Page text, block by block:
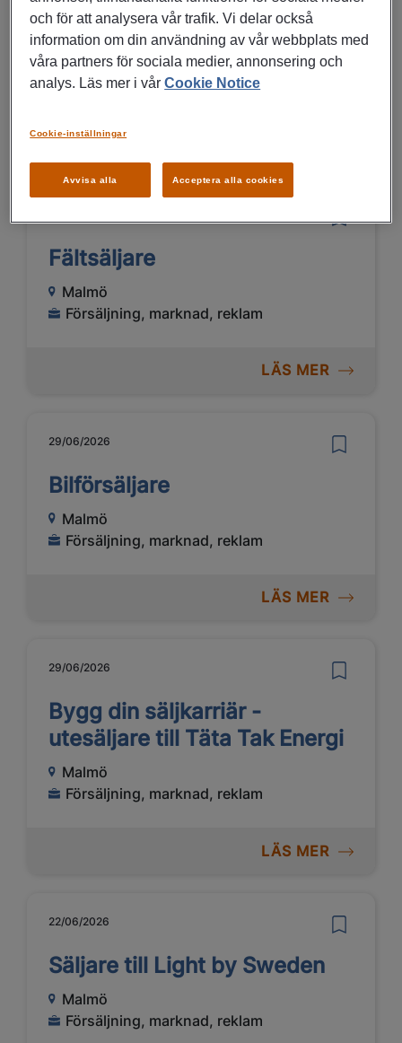
Robert Södra Sverige
Malmö
Försäljning, marknad, reklam
Fältsäljare
Malmö
Försäljning, marknad, reklam
LÄS MER
29/06/2026
Bilförsäljare
Malmö
Försäljning, marknad, reklam
LÄS MER
29/06/2026
Bygg din säljkarriär -
utesäljare till Täta Tak Energi
Malmö
Försäljning, marknad, reklam
LÄS MER
22/06/2026
Säljare till Light by Sweden
Malmö
Försäljning, marknad, reklam
och för att analysera vår trafik. Vi delar också
information om din användning av vår webbplats med
våra partners för sociala medier, annonsering och
analys. Läs mer i vårCookie Notice
Avvisa alla Acceptera alla cookies
Cookie-inställningar